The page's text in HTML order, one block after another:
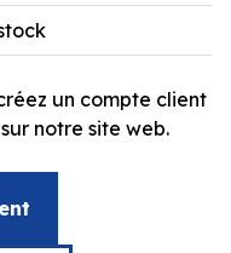
un compte client
notre site web.